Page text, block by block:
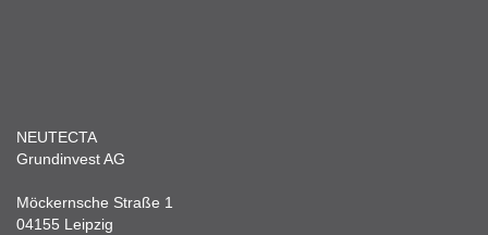
NEUTECTA
Grundinvest AG
Möckernsche Straße 1
04155 Leipzig